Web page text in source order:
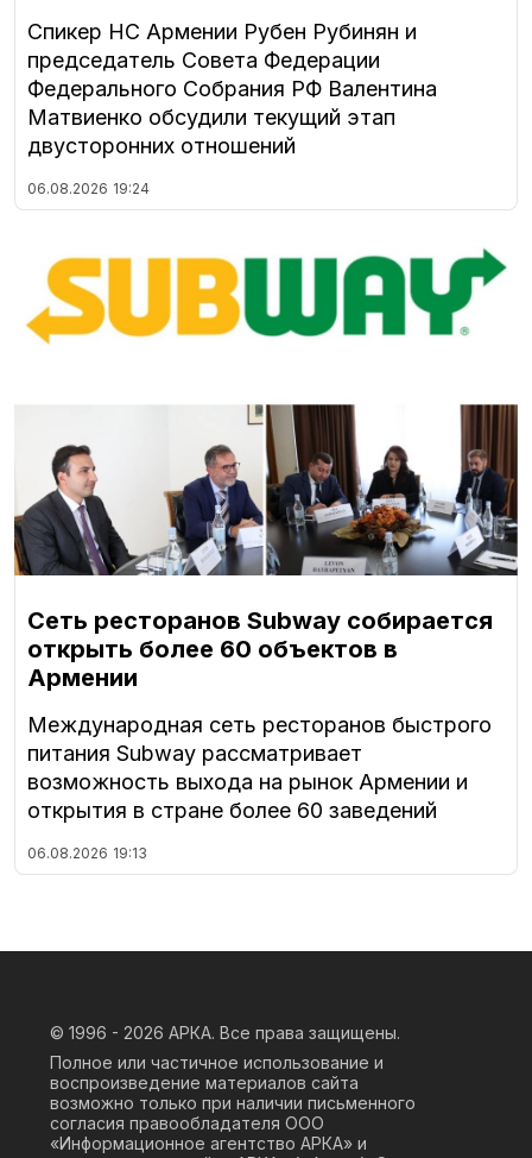
Спикер НС Армении Рубен Рубинян и
председатель Совета Федерации
Федерального Собрания РФ Валентина
Матвиенко обсудили текущий этап
двусторонних отношений
06.08.2026 19:24
Сеть ресторанов Subway собирается
открыть более 60 объектов в
Армении
Международная сеть ресторанов быстрого
питания Subway рассматривает
возможность выхода на рынок Армении и
открытия в стране более 60 заведений
06.08.2026 19:13
© 1996 - 2026 АРКА. Все права защищены.
Полное или частичное использование и
воспроизведение материалов сайта
возможно только при наличии письменного
согласия правообладателя ООО
«Информационное агентство АРКА» и